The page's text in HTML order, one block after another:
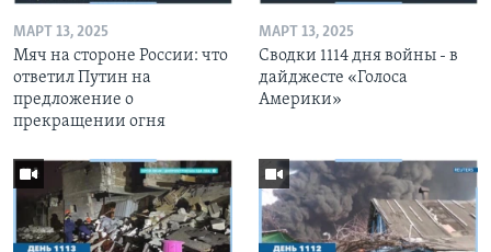
МАРТ 13, 2025
Мяч на стороне России: что
ответил Путин на
предложение о
прекращении огня
МАРТ 13, 2025
Сводки 1114 дня войны - в
дайджесте «Голоса
Америки»